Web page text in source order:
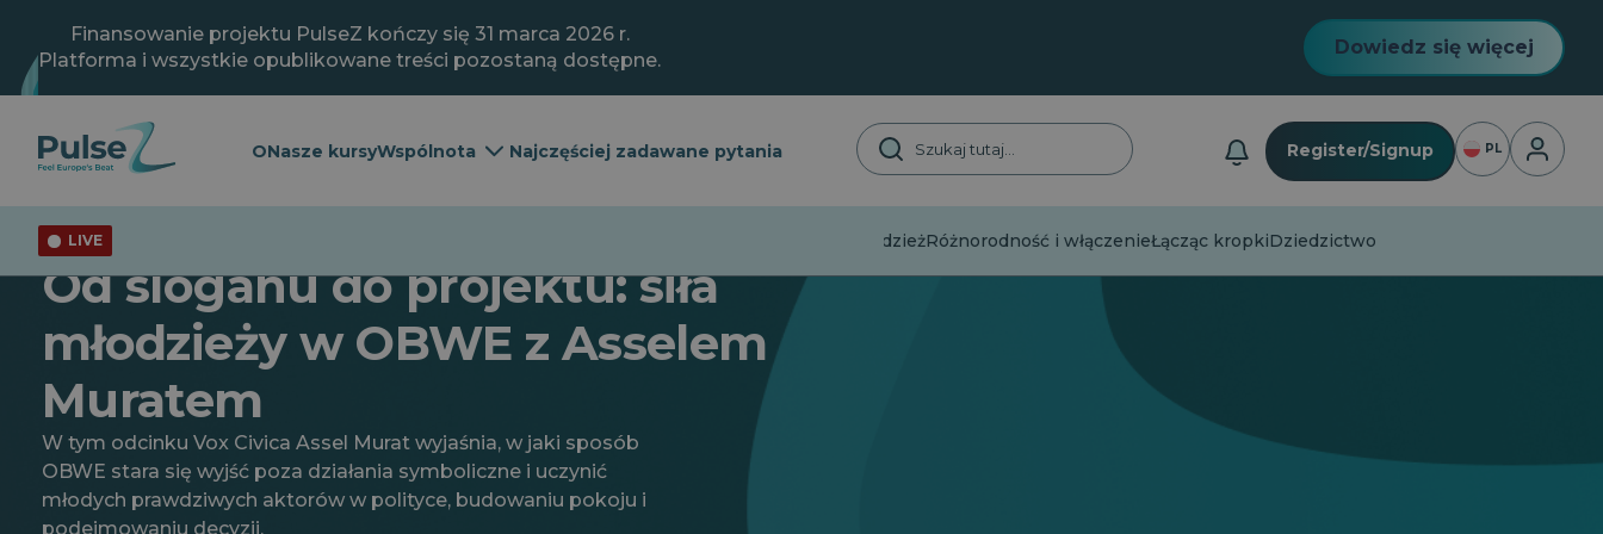
głównej
treści
Finansowanie projektu PulseZ kończy się 31 marca 2026 r.
Platforma i wszystkie opublikowane treści pozostaną dostępne.
Dowiedz się więcej
ONasze kursyWspólnota Najczęściej zadawane pytania Register/Signup PL
LIVE MłodzieżRóżnorodność i włączenieŁącząc kropkiDziedzictwo
Łącząc kropki
Od sloganu do projektu: siła
młodzieży w OBWE z Asselem
Muratem
W tym odcinku Vox Civica Assel Murat wyjaśnia, w jaki sposób
OBWE stara się wyjść poza działania symboliczne i uczynić
młodych prawdziwych aktorów w polityce, budowaniu pokoju i
podejmowaniu decyzji.